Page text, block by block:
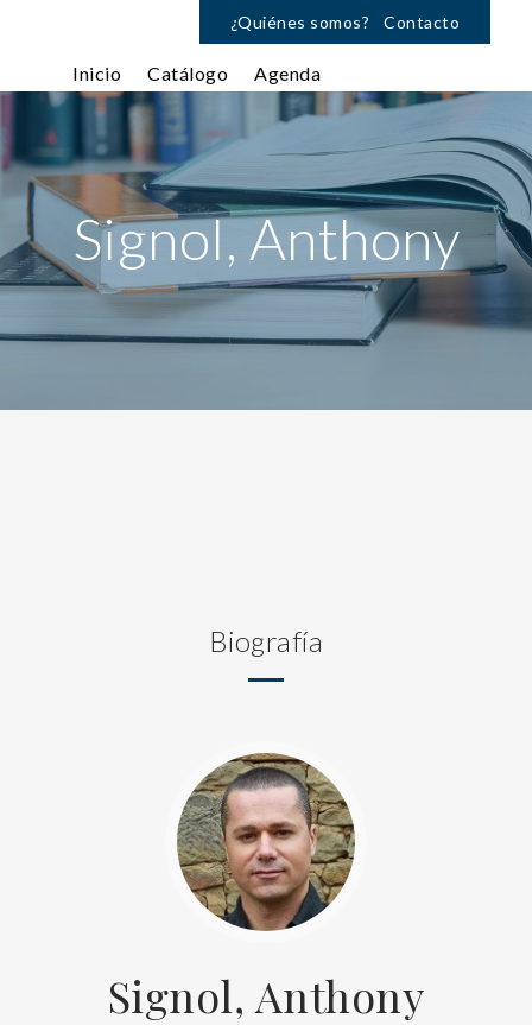
¿Quiénes somos? Contacto
Inicio Catálogo Agenda
Signol, Anthony
Biografía
Signol, Anthony